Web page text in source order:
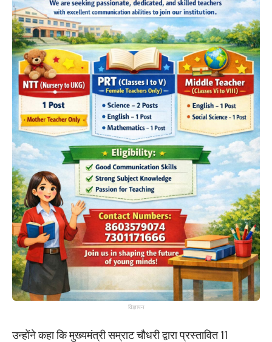
विज्ञापन
उन्होंने कहा कि मुख्यमंत्री सम्राट चौधरी द्वारा प्रस्तावित 11